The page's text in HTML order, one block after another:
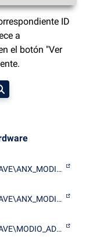
ID
a
el botón "Ver
MODEMWAVE\ANX_MODIO_AD1821_MA
MODEMWAVE\ANX_MODIO_AD1821_MV
MODEMWAVE\MODIO_AD1820_MA